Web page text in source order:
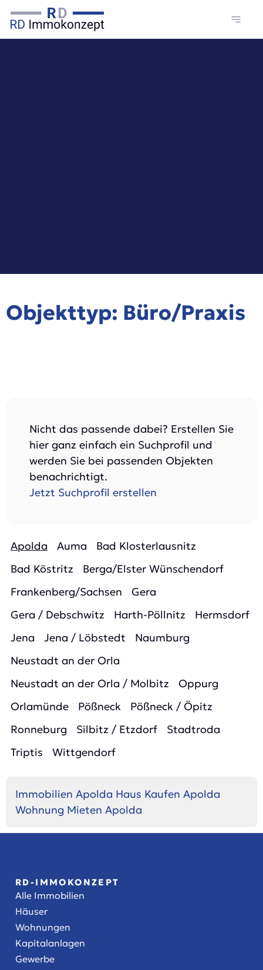
Objekttyp: Büro/Praxis
Nicht das passende dabei? Erstellen Sie
hier ganz einfach ein Suchprofil und
werden Sie bei passenden Objekten
benachrichtigt.
Jetzt Suchprofil erstellen
Apolda Auma
Bad Klosterlausnitz
Bad Köstritz
Berga/Elster Wünschendorf
Frankenberg/Sachsen
Gera
Gera / Debschwitz
Harth-Pöllnitz
Hermsdorf
Jena
Jena / Löbstedt
Naumburg
Neustadt an der Orla
Neustadt an der Orla / Molbitz
Oppurg
Orlamünde
Pößneck
Pößneck / Öpitz
Ronneburg
Silbitz / Etzdorf
Stadtroda
Triptis
Wittgendorf
Immobilien Apolda Haus Kaufen Apolda
Wohnung Mieten Apolda
RD-IMMOKONZEPT
Alle Immobilien
Häuser
Wohnungen
Kapitalanlagen
Gewerbe